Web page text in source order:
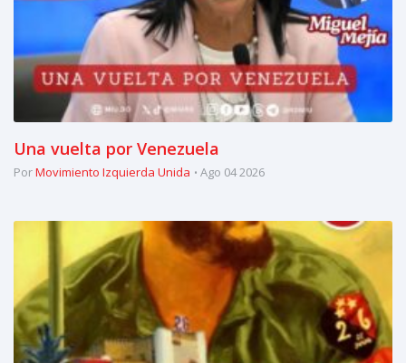
Una vuelta por Venezuela
PorMovimiento Izquierda Unida Ago 04 2026